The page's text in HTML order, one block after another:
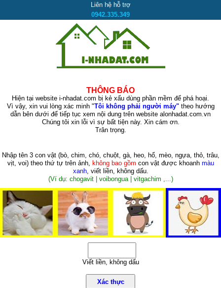
Liên hệ hỗ trợ
0942.335.349
THÔNG BÁO
Hiện tại website i-nhadat.com bị kẻ xấu dùng phần mềm để phá hoại.
Vì vậy, xin vui lòng xác minh "Tôi không phải người máy"theo hướng
dẫn bên dưới để tiếp tục xem nội dung trên website alonhadat.com.vn
Chúng tôi xin lỗi vì sự bất tiện này. Xin cám ơn.
Trân trọng.
Nhập tên 3 con vật (bò, chim, chó, chuột, gà, heo, hổ, mèo, ngựa, thỏ, trâu,
vịt, voi)theo thứ tự trên ảnh, không bao gồm con vật được khoanh màu
xanh, viết liền, không dấu.
(Ví dụ: chogavit | voibongua | vitgachim ,...)
Viết liền, không dấu
Xác thực